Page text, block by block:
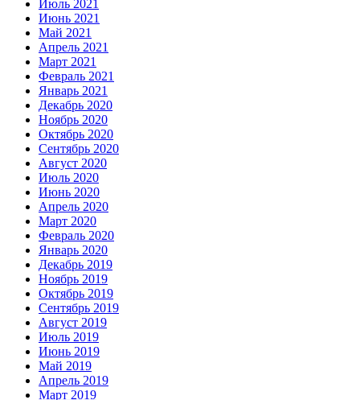
Июль 2021
Июнь 2021
Май 2021
Апрель 2021
Март 2021
Февраль 2021
Январь 2021
Декабрь 2020
Ноябрь 2020
Октябрь 2020
Сентябрь 2020
Август 2020
Июль 2020
Июнь 2020
Апрель 2020
Март 2020
Февраль 2020
Январь 2020
Декабрь 2019
Ноябрь 2019
Октябрь 2019
Сентябрь 2019
Август 2019
Июль 2019
Июнь 2019
Май 2019
Апрель 2019
Март 2019